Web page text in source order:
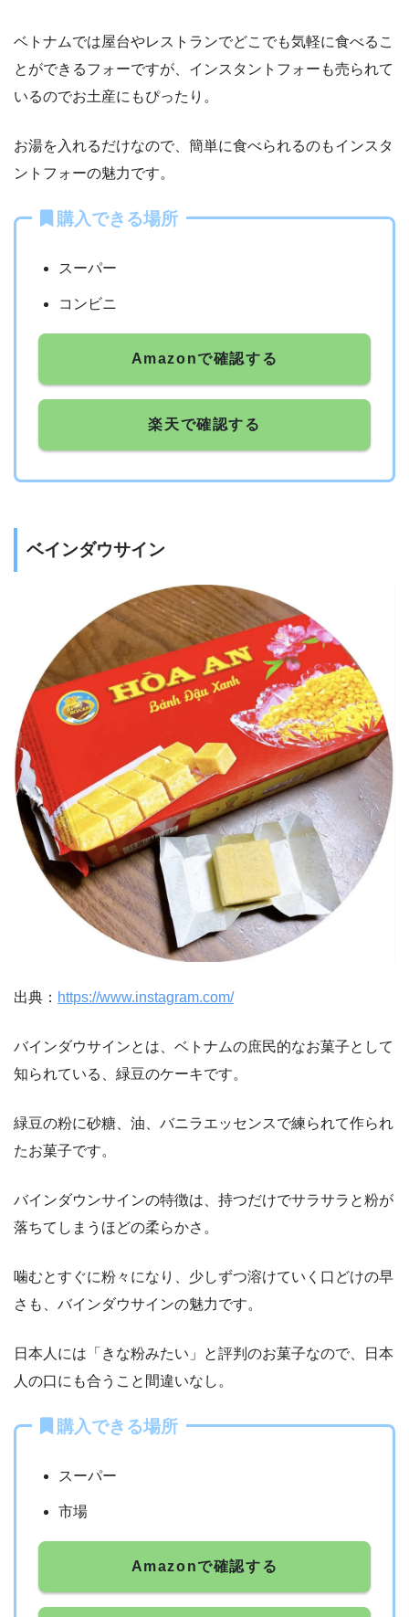
ベトナムでは屋台やレストランでどこでも気軽に食べるこ
とができるフォーですが、インスタントフォーも売られて
いるのでお土産にもぴったり。
お湯を入れるだけなので、簡単に食べられるのもインスタ
ントフォーの魅力です。
購入できる場所
スーパー
コンビニ
Amazonで確認する
楽天で確認する
ベインダウサイン
出典： https://www.instagram.com/
バインダウサインとは、ベトナムの庶民的なお菓子として
知られている、緑豆のケーキです。
緑豆の粉に砂糖、油、バニラエッセンスで練られて作られ
たお菓子です。
バインダウンサインの特徴は、持つだけでサラサラと粉が
落ちてしまうほどの柔らかさ。
噛むとすぐに粉々になり、少しずつ溶けていく口どけの早
さも、バインダウサインの魅力です。
日本人には「きな粉みたい」と評判のお菓子なので、日本
人の口にも合うこと間違いなし。
購入できる場所
スーパー
市場
Amazonで確認する